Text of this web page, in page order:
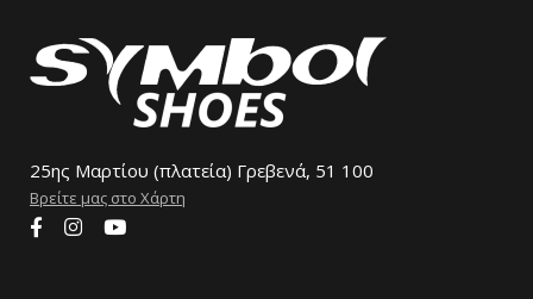
25ης Μαρτίου (πλατεία) Γρεβενά, 51 100
Βρείτε μας στο Χάρτη